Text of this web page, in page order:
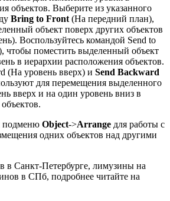
объектов. Выберите из указанного
Bring to Front (На передний план),
объект поверх других объектов
Воспользуйтесь командой Send to
чтобы поместить выделенный объект
в иерархии расположения объектов.
(На уровень вверх) и Send Backward
для перемещения выделенного
вверх и на один уровень вниз в
подменю Object->Arrange для работы с
одних объектов над другими
в Санкт-Петербурге, лимузины на
в СПб, подробнее читайте на